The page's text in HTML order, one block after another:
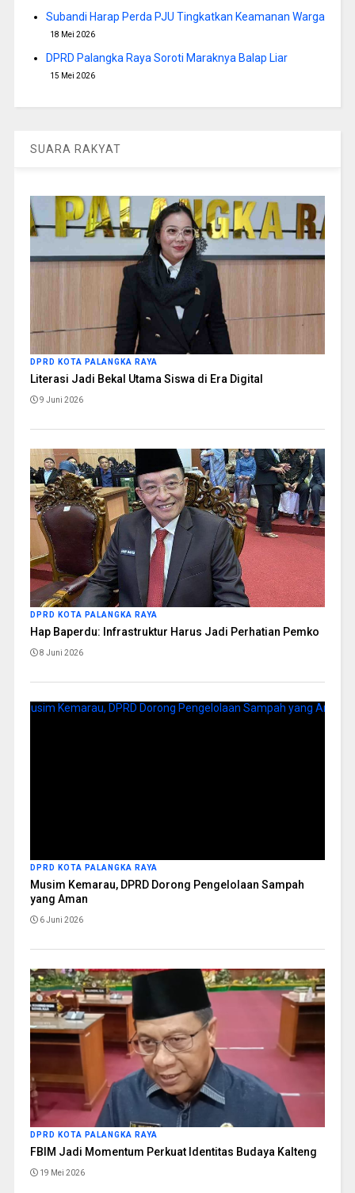
Subandi Harap Perda PJU Tingkatkan Keamanan Warga
18 Mei 2026
DPRD Palangka Raya Soroti Maraknya Balap Liar
15 Mei 2026
SUARA RAKYAT
DPRD KOTA PALANGKA RAYA
Literasi Jadi Bekal Utama Siswa di Era Digital
9 Juni 2026
DPRD KOTA PALANGKA RAYA
Hap Baperdu: Infrastruktur Harus Jadi Perhatian Pemko
8 Juni 2026
DPRD KOTA PALANGKA RAYA
Musim Kemarau, DPRD Dorong Pengelolaan Sampah
yang Aman
6 Juni 2026
DPRD KOTA PALANGKA RAYA
FBIM Jadi Momentum Perkuat Identitas Budaya Kalteng
19 Mei 2026